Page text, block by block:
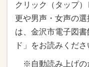
クリック（タップ
更や男声・女声の
は、金沢市電子図
ド」をお読みくださ
※自動読み上げの